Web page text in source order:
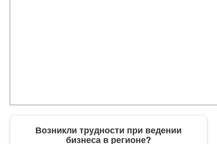
Возникли трудности при ведении
бизнеса в регионе?